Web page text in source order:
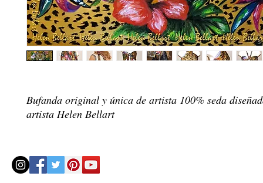
Bufanda original y única de artista 100% seda
artista Helen Bellart